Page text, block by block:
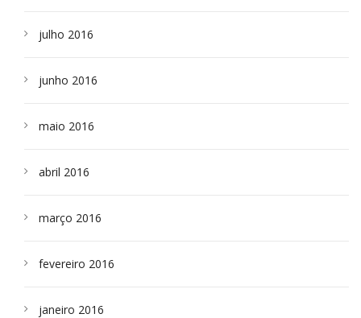
julho 2016
junho 2016
maio 2016
abril 2016
março 2016
fevereiro 2016
janeiro 2016